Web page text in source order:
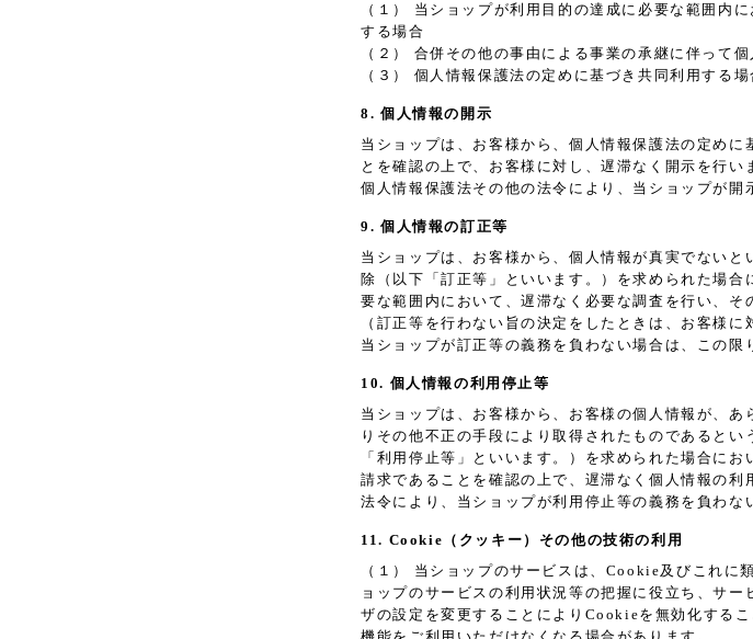
（１） 当ショップが利用目的の達成に必要な範囲内
する場合
（２） 合併その他の事由による事業の承継に伴って
（３） 個人情報保護法の定めに基づき共同利用する場
8. 個人情報の開示
当ショップは、お客様から、個人情報保護法の定め
とを確認の上で、お客様に対し、遅滞なく開示を行
個人情報保護法その他の法令により、当ショップが開
9. 個人情報の訂正等
当ショップは、お客様から、個人情報が真実でない
除（以下「訂正等」といいます。）を求められた場
要な範囲内において、遅滞なく必要な調査を行い、
（訂正等を行わない旨の決定をしたときは、お客様
当ショップが訂正等の義務を負わない場合は、この限
10. 個人情報の利用停止等
当ショップは、お客様から、お客様の個人情報が、
りその他不正の手段により取得されたものであると
「利用停止等」といいます。）を求められた場合に
請求であることを確認の上で、遅滞なく個人情報の
法令により、当ショップが利用停止等の義務を負わな
11. Cookie（クッキー）その他の技術の利用
（１） 当ショップのサービスは、Cookie及びこれに
ョップのサービスの利用状況等の把握に役立ち、サ
ザの設定を変更することによりCookieを無効化する